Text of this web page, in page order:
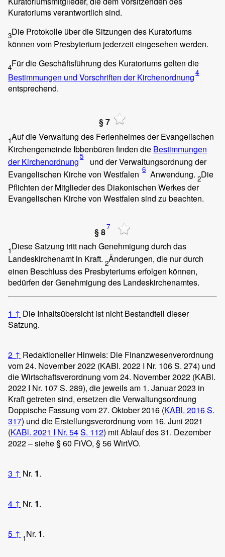
Kuratoriums verantwortlich sind.
3Die Protokolle über die Sitzungen des Kuratoriums
können vom Presbyterium jederzeit eingesehen werden.
4Für die Geschäftsführung des Kuratoriums gelten die
Bestimmungen und Vorschriften der Kirchenordnung4
entsprechend.
§ 7
1Auf die Verwaltung des Ferienheimes der Evangelischen
Kirchengemeinde Ibbenbüren finden die Bestimmungen
der Kirchenordnung5
und der Verwaltungsordnung der
Evangelischen Kirche von Westfalen 6 Anwendung. 2Die
Pflichten der Mitglieder des Diakonischen Werkes der
Evangelischen Kirche von Westfalen sind zu beachten.
§ 87
1Diese Satzung tritt nach Genehmigung durch das
Landeskirchenamt in Kraft. 2Änderungen, die nur durch
einen Beschluss des Presbyteriums erfolgen können,
bedürfen der Genehmigung des Landeskirchenamtes.
1 ↑ Die Inhaltsübersicht ist nicht Bestandteil dieser
Satzung.
2 ↑ Redaktioneller Hinweis: Die Finanzwesenverordnung
vom 24. November 2022 (KABl. 2022 I Nr. 106 S. 274) und
die Wirtschaftsverordnung vom 24. November 2022 (KABl.
2022 I Nr. 107 S. 289), die jeweils am 1. Januar 2023 in
Kraft getreten sind, ersetzen die Verwaltungsordnung
Doppische Fassung vom 27. Oktober 2016 (KABl. 2016 S.
317) und die Erstellungsverordnung vom 16. Juni 2021
(KABl. 2021 I Nr. 54S. 112) mit Ablauf des 31. Dezember
2022 – siehe § 60 FiVO, § 56 WirtVO.
3 ↑ Nr. 1.
4 ↑ Nr. 1.
5 ↑ 1Nr. 1.